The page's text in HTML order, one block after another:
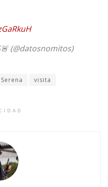
(@datosnomitos)
visita